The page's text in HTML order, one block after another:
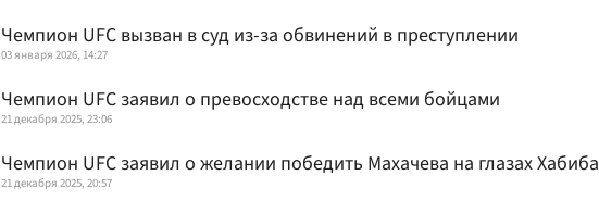
Чемпион UFC вызван в суд из-за обвинений в преступлении
03 января 2026, 14:27
Чемпион UFC заявил о превосходстве над всеми бойцами
21 декабря 2025, 23:06
Чемпион UFC заявил о желании победить Махачева на глазах Хабиба
21 декабря 2025, 20:57